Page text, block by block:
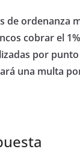
de ordenanza
cobrar el
por
una multa